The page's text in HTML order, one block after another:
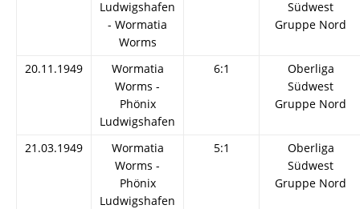
Ludwigshafen
- Wormatia
Worms
Südwest
Gruppe Nord
20.11.1949
Wormatia
Worms -
Phönix
Ludwigshafen
6:1
Oberliga
Südwest
Gruppe Nord
21.03.1949
Wormatia
Worms -
Phönix
Ludwigshafen
5:1
Oberliga
Südwest
Gruppe Nord